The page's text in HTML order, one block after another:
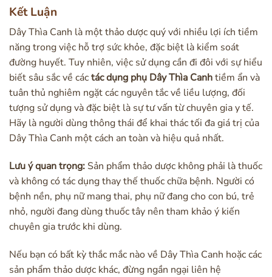
Kết Luận
Dây Thìa Canh là một thảo dược quý với nhiều lợi ích tiềm
năng trong việc hỗ trợ sức khỏe, đặc biệt là kiểm soát
đường huyết. Tuy nhiên, việc sử dụng cần đi đôi với sự hiểu
biết sâu sắc về cáctác dụng phụ Dây Thìa Canhtiềm ẩn và
tuân thủ nghiêm ngặt các nguyên tắc về liều lượng, đối
tượng sử dụng và đặc biệt là sự tư vấn từ chuyên gia y tế.
Hãy là người dùng thông thái để khai thác tối đa giá trị của
Dây Thìa Canh một cách an toàn và hiệu quả nhất.
Lưu ý quan trọng: Sản phẩm thảo dược không phải là thuốc
và không có tác dụng thay thế thuốc chữa bệnh. Người có
bệnh nền, phụ nữ mang thai, phụ nữ đang cho con bú, trẻ
nhỏ, người đang dùng thuốc tây nên tham khảo ý kiến
chuyên gia trước khi dùng.
Nếu bạn có bất kỳ thắc mắc nào về Dây Thìa Canh hoặc các
sản phẩm thảo dược khác, đừng ngần ngại liên hệ